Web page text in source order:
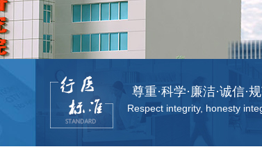
尊重·科学·廉洁·诚信·
Respect integrity, honesty